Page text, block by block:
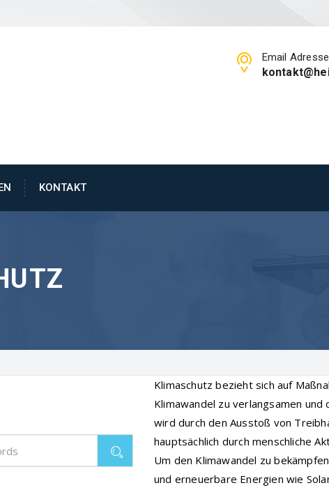
Email Adresse
KONTAKT
Klimaschutz bezieht sich auf
Klimawandel zu verlangsamen
wird durch den Ausstoß von
hauptsächlich durch menschliche
Um den Klimawandel zu
und erneuerbare Energien wie